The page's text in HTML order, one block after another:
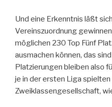
Und eine Erkenntnis läßt
Vereinszuordnung
möglichen 230 Top Fünf
ausmachen können, das
Platzierungen bleiben also
je in der ersten Liga
Zweiklassengesellschaft,